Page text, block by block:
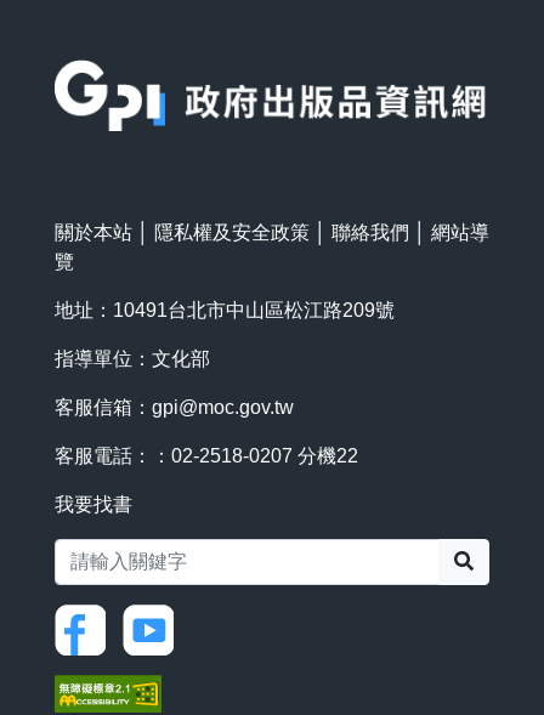
關於本站 隱私權及安全政策 聯絡我們
網站導
覽
地址：10491台北市中山區松江路209號
指導單位：文化部
客服信箱： gpi@moc.gov.tw
客服電話：：02-2518-0207 分機22
我要找書